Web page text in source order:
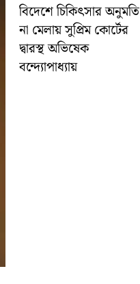
বিদেশে চিকিৎসার অনুমতি
না মেলায় সুপ্রিম কোর্টের
দ্বারস্থ অভিষেক
বন্দ্যোপাধ্যায়